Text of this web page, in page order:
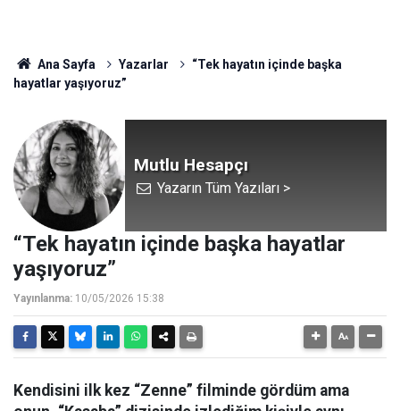
Ana Sayfa Yazarlar
“Tek hayatın içinde başka
hayatlar yaşıyoruz”
Mutlu Hesapçı
Yazarın Tüm Yazıları >
“Tek hayatın içinde başka hayatlar
yaşıyoruz”
Yayınlanma: 10/05/2026 15:38
Kendisini ilk kez “Zenne” filminde gördüm ama